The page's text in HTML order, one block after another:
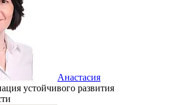
Анастасия
устойчивого развития